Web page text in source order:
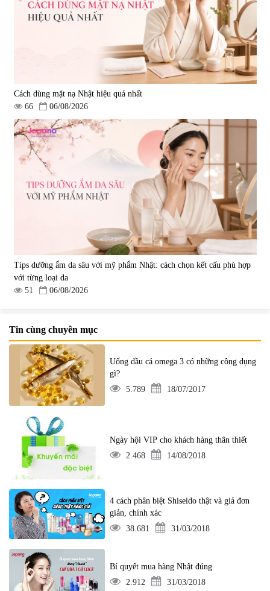
Cách dùng mặt nạ Nhật hiệu quả nhất
66
06/08/2026
Tips dưỡng ẩm da sâu với mỹ phẩm Nhật: cách chọn kết cấu phù hợp
với từng loại da
51
06/08/2026
Tin cùng chuyên mục
Uống dầu cá omega 3 có những công dụng
gì?
5.789
18/07/2017
Ngày hội VIP cho khách hàng thân thiết
2.468
14/08/2018
4 cách phân biệt Shiseido thật và giả đơn
giản, chính xác
38.681
31/03/2018
Bí quyết mua hàng Nhật đúng
2.912
31/03/2018